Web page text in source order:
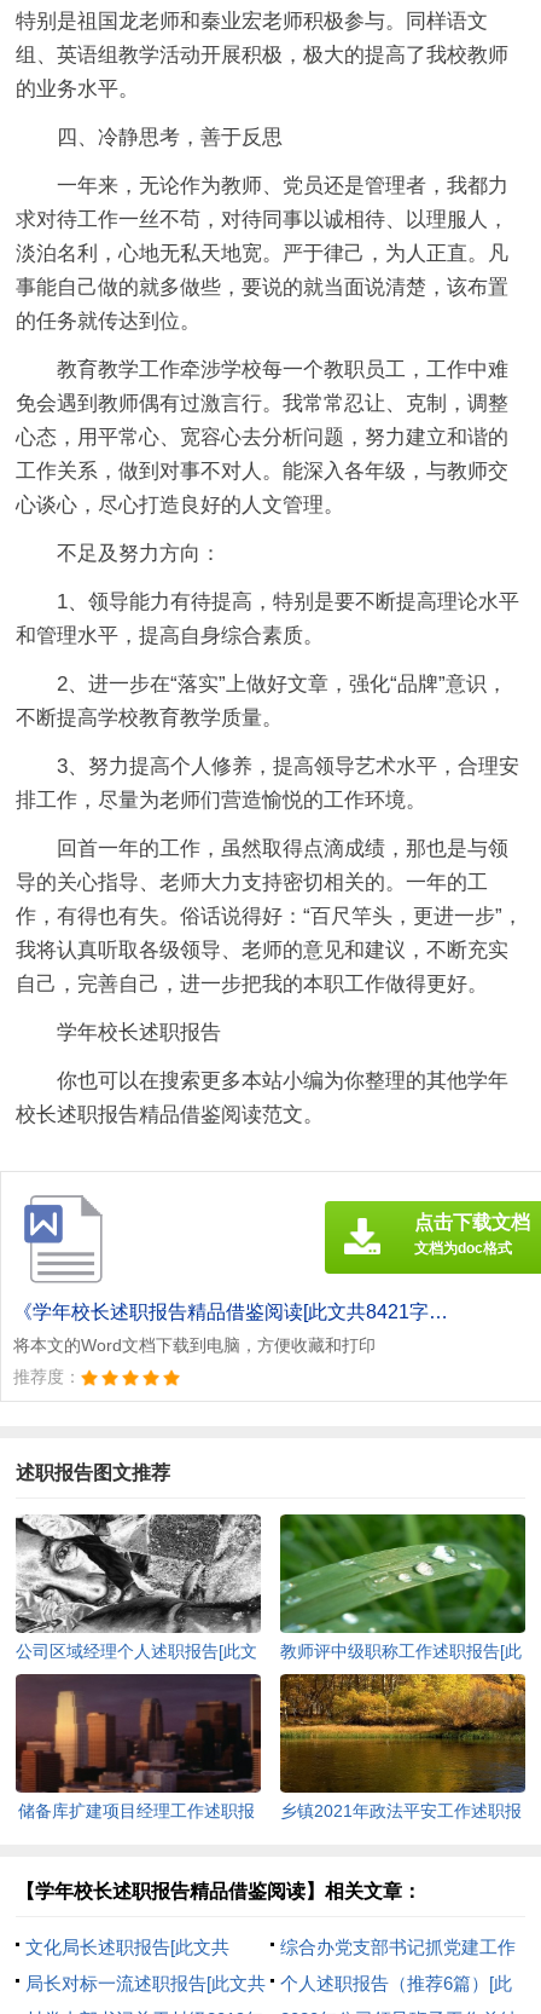
特别是祖国龙老师和秦业宏老师积极参与。同样语文
组、英语组教学活动开展积极，极大的提高了我校教师
的业务水平。
四、冷静思考，善于反思
一年来，无论作为教师、党员还是管理者，我都力
求对待工作一丝不苟，对待同事以诚相待、以理服人，
淡泊名利，心地无私天地宽。严于律己，为人正直。凡
事能自己做的就多做些，要说的就当面说清楚，该布置
的任务就传达到位。
教育教学工作牵涉学校每一个教职员工，工作中难
免会遇到教师偶有过激言行。我常常忍让、克制，调整
心态，用平常心、宽容心去分析问题，努力建立和谐的
工作关系，做到对事不对人。能深入各年级，与教师交
心谈心，尽心打造良好的人文管理。
不足及努力方向：
1、领导能力有待提高，特别是要不断提高理论水平
和管理水平，提高自身综合素质。
2、进一步在“落实”上做好文章，强化“品牌”意识，
不断提高学校教育教学质量。
3、努力提高个人修养，提高领导艺术水平，合理安
排工作，尽量为老师们营造愉悦的工作环境。
回首一年的工作，虽然取得点滴成绩，那也是与领
导的关心指导、老师大力支持密切相关的。一年的工
作，有得也有失。俗话说得好：“百尺竿头，更进一步”，
我将认真听取各级领导、老师的意见和建议，不断充实
自己，完善自己，进一步把我的本职工作做得更好。
学年校长述职报告
你也可以在搜索更多本站小编为你整理的其他学年
校长述职报告精品借鉴阅读范文。
《学年校长述职报告精品借鉴阅读[此文共8421字].doc》
将本文的Word文档下载到电脑，方便收藏和打印
推荐度：
点击下载文档
文档为doc格式
述职报告图文推荐
公司区域经理个人述职报告[此文
教师评中级职称工作述职报告[此
文共7491字]
储备库扩建项目经理工作述职报
乡镇2021年政法平安工作述职报
【学年校长述职报告精品借鉴阅读】相关文章：
文化局长述职报告[此文共
15128字]
综合办党支部书记抓党建工作
述职报告[此文共2039字]
局长对标一流述职报告[此文共
个人述职报告（推荐6篇）[此